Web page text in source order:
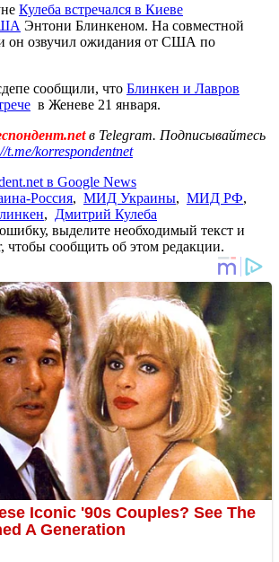
Кулеба встречался в Киеве
Энтони Блинкеном. На совместной
он озвучил ожидания от США по
сообщили, что Блинкен и Лавров
в Женеве 21 января.
в Telegram. Подписывайтесь
t.me/korrespondentnet
в Google News
Россия, МИД Украины, МИД РФ,
, Дмитрий Кулеба
выделите необходимый текст и
чтобы сообщить об этом редакции.